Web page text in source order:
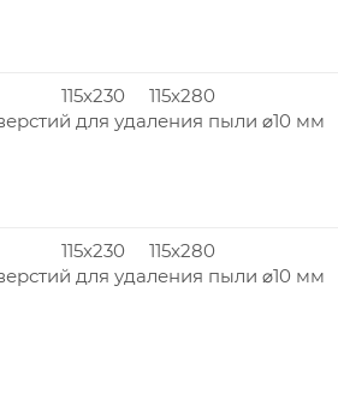
115x230 115x280
для удаления пыли ⌀10 мм
115x230 115x280
для удаления пыли ⌀10 мм